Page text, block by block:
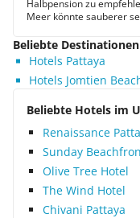
Halbpension zu
Meer könnte sauberer
Beliebte
Hotels Pattaya
Hotels Jomtien
Beliebte Hotels im
Renaissance
Sunday
Olive Tree Hotel
The Wind Hotel
Chivani Pattaya